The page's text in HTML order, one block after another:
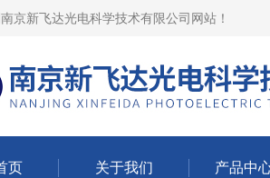
南京新飞达光电科学技术有限公司网站 ！
页 关于我们 产品中